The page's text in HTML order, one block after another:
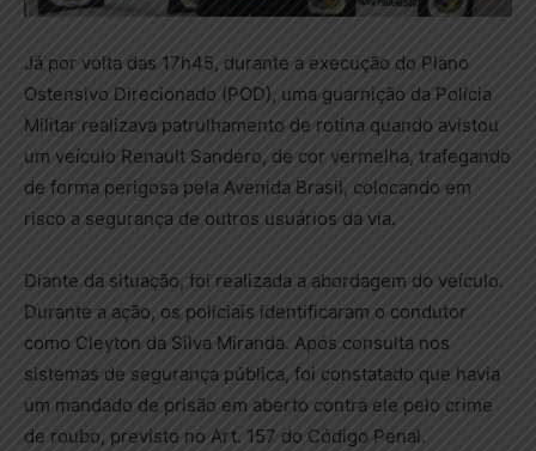
Já por volta das 17h45, durante a execução do Plano
Ostensivo Direcionado (POD), uma guarnição da Polícia
Militar realizava patrulhamento de rotina quando avistou
um veículo Renault Sandero, de cor vermelha, trafegando
de forma perigosa pela Avenida Brasil, colocando em
risco a segurança de outros usuários da via.
Diante da situação, foi realizada a abordagem do veículo.
Durante a ação, os policiais identificaram o condutor
como Cleyton da Silva Miranda. Após consulta nos
sistemas de segurança pública, foi constatado que havia
um mandado de prisão em aberto contra ele pelo crime
de roubo, previsto no Art. 157 do Código Penal.